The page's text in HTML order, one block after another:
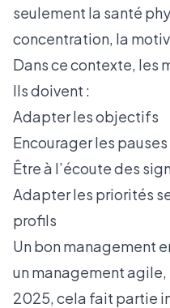
seulement la santé
concentration, la
Dans ce contexte, les
Ils doivent :
Adapter les objectifs
Encourager les
Être à l’écoute des
Adapter les priorités
profils
Un bon management
un management
2025, cela fait partie